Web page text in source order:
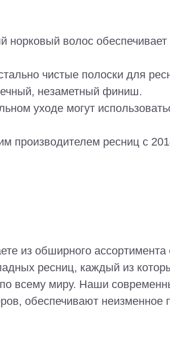
норковый волос
чистые полоски для
незаметный финиш.
уходе могут
производителем ресниц с
из обширного
ресниц, каждый из
всему миру. Наши
обеспечивают неизменное